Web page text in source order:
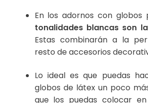
En los adornos con globos
tonalidades blancas son
Estas combinarán a la
resto de accesorios
Lo ideal es que puedas
globos de látex un poco
que los puedas colocar